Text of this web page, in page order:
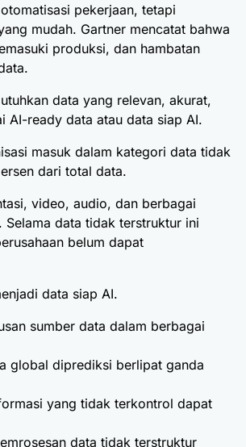
pekerjaan, tetapi
mudah. Gartner mencatat bahwa
produksi, dan hambatan
data yang relevan, akurat,
AI-ready data atau data siap AI.
masuk dalam kategori data tidak
dari total data.
video, audio, dan berbagai
data tidak terstruktur ini
belum dapat
data siap AI.
sumber data dalam berbagai
global diprediksi berlipat ganda
yang tidak terkontrol dapat
data tidak terstruktur